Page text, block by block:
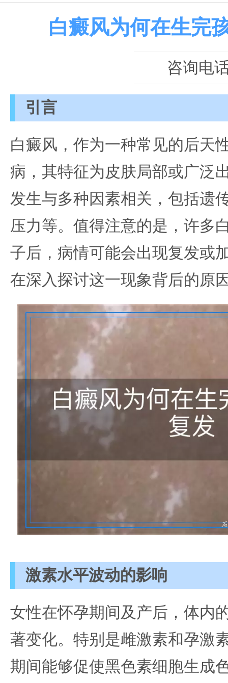
白癜风为何在生完
咨询电
引言
白癜风，作为一种常见的后天
病，其特征为皮肤局部或广泛
发生与多种因素相关，包括遗
压力等。值得注意的是，许多
子后，病情可能会出现复发或
在深入探讨这一现象背后的原
激素水平波动的影响
女性在怀孕期间及产后，体内
著变化。特别是雌激素和孕激
期间能够促使黑色素细胞生成